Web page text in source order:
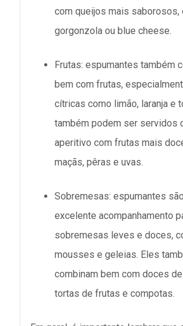
com queijos mais saborosos,
gorgonzola ou blue cheese.
Frutas: espumantes também
bem com frutas,
cítricas como limão, laranja e
também podem ser servidos
aperitivo com frutas mais
maçãs, pêras e uvas.
Sobremesas: espumantes
excelente acompanhamento
sobremesas leves e doces,
mousses e geleias. Eles
combinam bem com doces
tortas de frutas e compotas.